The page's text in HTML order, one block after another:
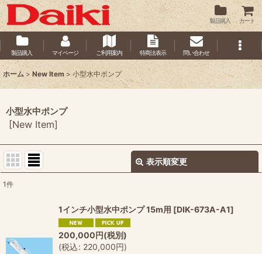
製品購入 カート
製品購入 マイページ ご利用案内 特商法表示 問い合わせ
ホーム > New Item > 小型水中ポンプ
小型水中ポンプ
[New Item]
表示順変更
1件
1インチ小型水中ポンプ 15m用 [DIK-673A-A1]
200,000円(税別)
(税込: 220,000円)